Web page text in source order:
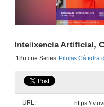
Intelixencia Artificial,
i18n.one.Series: Pilulas Cátedra
URL: